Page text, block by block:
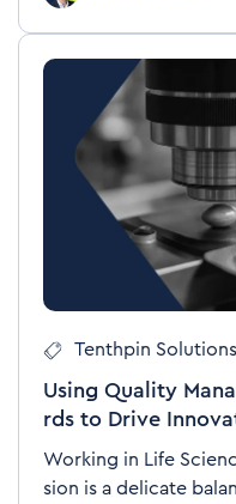
Tenthpin Solutions
Using Quality
rds to Drive
Working in Life
sion is a delicate